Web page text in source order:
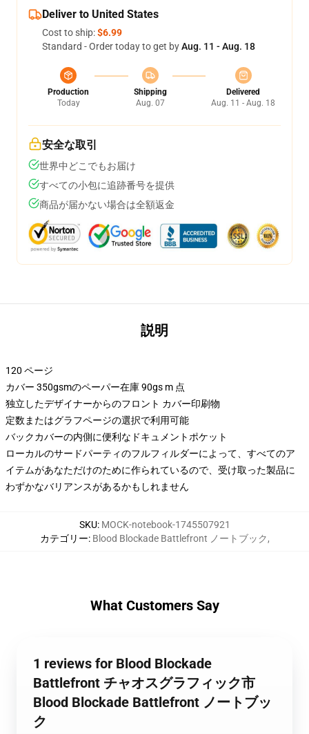
Deliver to United States
Cost to ship:$6.99
Standard - Order today to get byAug. 11 - Aug. 18
Production
Today
Shipping
Aug. 07
Delivered
Aug. 11 - Aug. 18
安全な取引
世界中どこでもお届け
すべての小包に追跡番号を提供
商品が届かない場合は全額返金
説明
120 ページ
カバー 350gsmのペーパー在庫 90gs m 点
独立したデザイナーからのフロント カバー印刷物
定数またはグラフページの選択で利用可能
バックカバーの内側に便利なドキュメントポケット
ローカルのサードパーティのフルフィルダーによって、すべてのア
イテムがあなただけのために作られているので、受け取った製品に
わずかなバリアンスがあるかもしれません
SKU: MOCK-notebook-1745507921
カテゴリー: Blood Blockade Battlefront ノートブック,
What Customers Say
1 reviews for Blood Blockade
Battlefront チャオスグラフィック市
Blood Blockade Battlefront ノートブッ
ク